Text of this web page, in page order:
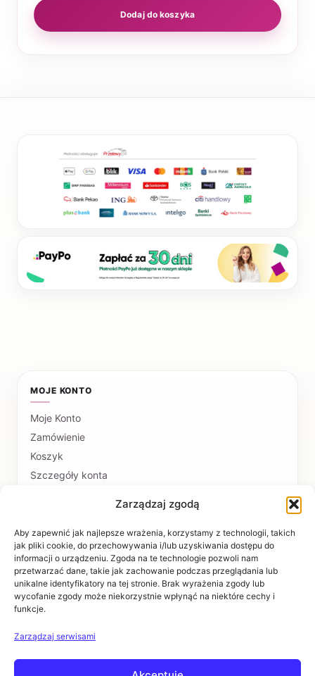
Zarządzaj zgodą
Aby zapewnić jak najlepsze wrażenia, korzystamy z technologii, takich
jak pliki cookie, do przechowywania i/lub uzyskiwania dostępu do
informacji o urządzeniu. Zgoda na te technologie pozwoli nam
przetwarzać dane, takie jak zachowanie podczas przeglądania lub
unikalne identyfikatory na tej stronie. Brak wyrażenia zgody lub
wycofanie zgody może niekorzystnie wpłynąć na niektóre cechy i
funkcje.
Zarządzaj serwisami
Dodaj do koszyka
MOJE KONTO
Moje Konto
Zamówienie
Koszyk
Szczegóły konta
PŁATNOŚCI I DOSTAWA
Formy płatności
Czas realizacji i koszty dostawy
INFORMACJE
Regulaminy